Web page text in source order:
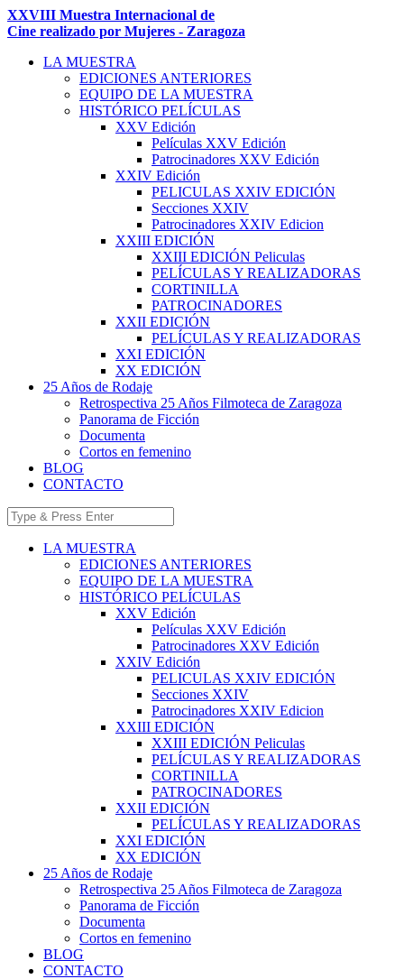
XXVIII Muestra Internacional de
Cine realizado por Mujeres - Zaragoza
LA MUESTRA
EDICIONES ANTERIORES
EQUIPO DE LA MUESTRA
HISTÓRICO PELÍCULAS
XXV Edición
Películas XXV Edición
Patrocinadores XXV Edición
XXIV Edición
PELICULAS XXIV EDICIÓN
Secciones XXIV
Patrocinadores XXIV Edicion
XXIII EDICIÓN
XXIII EDICIÓN Peliculas
PELÍCULAS Y REALIZADORAS
CORTINILLA
PATROCINADORES
XXII EDICIÓN
PELÍCULAS Y REALIZADORAS
XXI EDICIÓN
XX EDICIÓN
25 Años de Rodaje
Retrospectiva 25 Años Filmoteca de Zaragoza
Panorama de Ficción
Documenta
Cortos en femenino
BLOG
CONTACTO
LA MUESTRA
EDICIONES ANTERIORES
EQUIPO DE LA MUESTRA
HISTÓRICO PELÍCULAS
XXV Edición
Películas XXV Edición
Patrocinadores XXV Edición
XXIV Edición
PELICULAS XXIV EDICIÓN
Secciones XXIV
Patrocinadores XXIV Edicion
XXIII EDICIÓN
XXIII EDICIÓN Peliculas
PELÍCULAS Y REALIZADORAS
CORTINILLA
PATROCINADORES
XXII EDICIÓN
PELÍCULAS Y REALIZADORAS
XXI EDICIÓN
XX EDICIÓN
25 Años de Rodaje
Retrospectiva 25 Años Filmoteca de Zaragoza
Panorama de Ficción
Documenta
Cortos en femenino
BLOG
CONTACTO